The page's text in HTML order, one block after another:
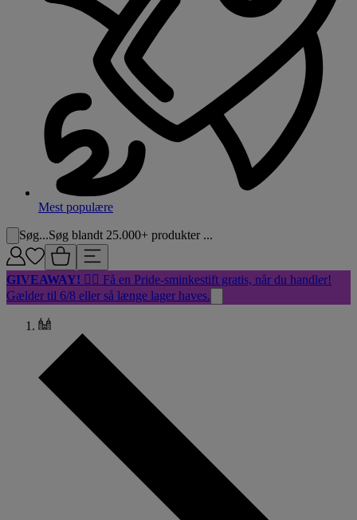
Mest populære
Søg...Søg blandt 25.000+ produkter ...
GIVEAWAY! 🏳️‍🌈 Få en Pride-sminkestift gratis, når du handler!
Gælder til 6/8 eller så længe lager haves.